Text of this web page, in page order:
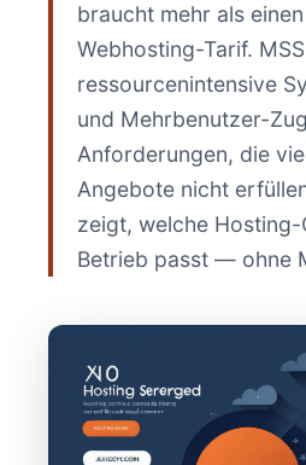
braucht mehr als
Webhosting-Tarif.
ressourcenintensive
und Mehrbenutzer-
Anforderungen, die
Angebote nicht
zeigt, welche
Betrieb passt — ohne